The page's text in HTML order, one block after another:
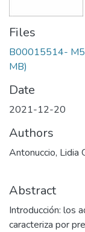
Files
B00015514- M5
MB)
Date
2021-12-20
Authors
Antonuccio, Lidia
Abstract
Introducción: los
caracteriza por